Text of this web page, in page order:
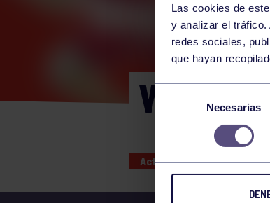
Las cookies de
y analizar el
redes sociales,
que hayan
consentimiento
Necesarias
WOD
Actividades deportivas